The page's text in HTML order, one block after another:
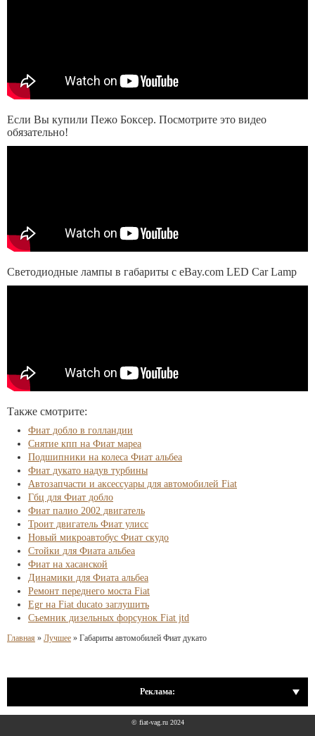
Если Вы купили Пежо Боксер. Посмотрите это видео
обязательно!
Светодиодные лампы в габариты с eBay.com LED Car Lamp
Также смотрите:
Фиат добло в голландии
Снятие кпп на Фиат мареа
Подшипники на колеса Фиат альбеа
Фиат дукато надув турбины
Автозапчасти и аксессуары для автомобилей Fiat
Гбц для Фиат добло
Фиат палио 2002 двигатель
Троит двигатель Фиат улисс
Новый микроавтобус Фиат скудо
Стойки для Фиата альбеа
Фиат на хасанской
Динамики для Фиата альбеа
Ремонт переднего моста Fiat
Egr на Fiat ducato заглушить
Съемник дизельных форсунок Fiat jtd
Главная » Лучшее » Габариты автомобилей Фиат дукато
Реклама:
© fiat-vag.ru 2024